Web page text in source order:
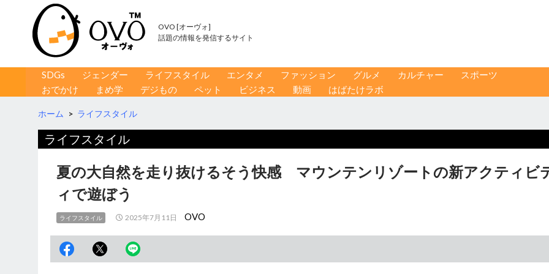
OVO [オーヴォ]
話題の情報を発信するサイト
コンテンツへ移動
SDGs ジェンダー ライフスタイル エンタメ ファッション グルメ カルチャー
スポーツ
おでかけ
まめ学 デジもの ペット ビジネス 動画 はばたけラボ
ホーム > ライフスタイル
ライフスタイル
夏の大自然を走り抜けるそう快感 マウンテンリゾートの新アクティビ
ィで遊ぼう
ライフスタイル 2025年7月11日 OVO